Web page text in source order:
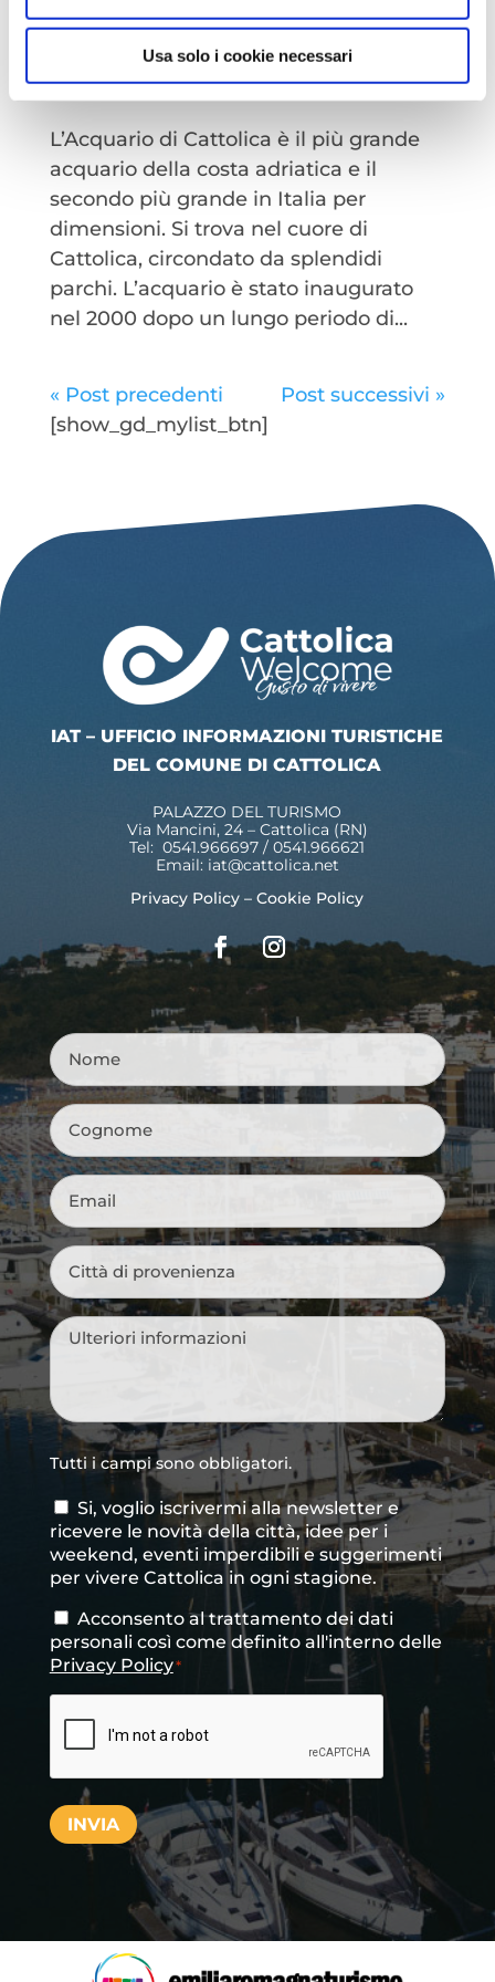
Usa solo i cookie necessari
L’Acquario di Cattolica: il secondo più
grande in Italia
daRedazione|Ott 10, 2022|Family,Mare
L’Acquario di Cattolica è il più grande
acquario della costa adriatica e il
secondo più grande in Italia per
dimensioni. Si trova nel cuore di
Cattolica, circondato da splendidi
parchi. L’acquario è stato inaugurato
nel 2000 dopo un lungo periodo di...
« Post precedenti
Post successivi »
[show_gd_mylist_btn]
IAT – UFFICIO INFORMAZIONI TURISTICHE
DEL COMUNE DI CATTOLICA
PALAZZO DEL TURISMO
Via Mancini, 24 – Cattolica (RN)
Tel: 0541.966697 / 0541.966621
Email: iat@cattolica.net
Privacy Policy –Cookie Policy
Nome
Cognome
Email *
Città
di
provenienza*
Messaggio*
Tutti i campi sono obbligatori.
Consenso
newsletter
Si, voglio iscrivermi alla newsletter e
ricevere le novità della città, idee per i
weekend, eventi imperdibili e suggerimenti
per vivere Cattolica in ogni stagione.
Consenso*
Acconsento al trattamento dei dati
personali così come definito all'interno delle
Privacy Policy*
INVIA